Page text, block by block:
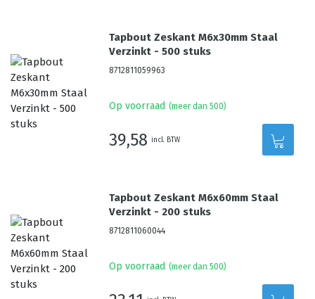
Tapbout Zeskant M6x30mm Staal
Verzinkt - 500 stuks
8712811059963
Op voorraad (meer dan 500)
39,58 incl. BTW
Tapbout Zeskant M6x60mm Staal
Verzinkt - 200 stuks
8712811060044
Op voorraad (meer dan 500)